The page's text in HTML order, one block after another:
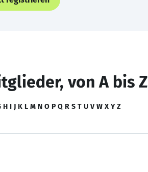
von A bis Z
H I J K L M N O P Q R S T U V W X Y Z